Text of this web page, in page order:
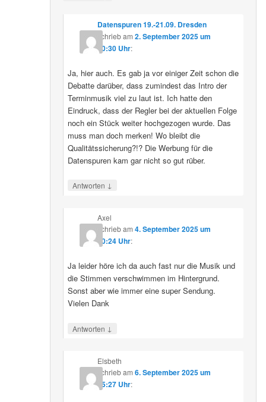
Datenspuren 19.-21.09. Dresden
schriebam 2. September 2025 um
10:30 Uhr:
Ja, hier auch. Es gab ja vor einiger Zeit schon die
Debatte darüber, dass zumindest das Intro der
Terminmusik viel zu laut ist. Ich hatte den
Eindruck, dass der Regler bei der aktuellen Folge
noch ein Stück weiter hochgezogen wurde. Das
muss man doch merken! Wo bleibt die
Qualitätssicherung?!? Die Werbung für die
Datenspuren kam gar nicht so gut rüber.
Antworten ↓
Axel
schriebam 4. September 2025 um
10:24 Uhr:
Ja leider höre ich da auch fast nur die Musik und
die Stimmen verschwimmen im Hintergrund.
Sonst aber wie immer eine super Sendung.
Vielen Dank
Antworten ↓
Elsbeth
schriebam 6. September 2025 um
15:27 Uhr: